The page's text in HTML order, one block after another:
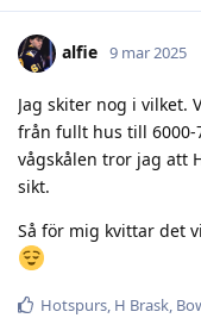
alfie 9 mar 2025
Jag skiter nog i vilket.
från fullt hus till 6000-
vågskålen tror jag att
sikt.
Så för mig kvittar det
Hotspurs, H Brask,